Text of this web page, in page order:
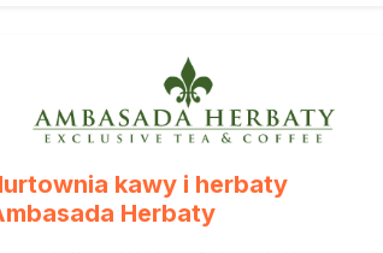
kawy i herbaty
Herbaty